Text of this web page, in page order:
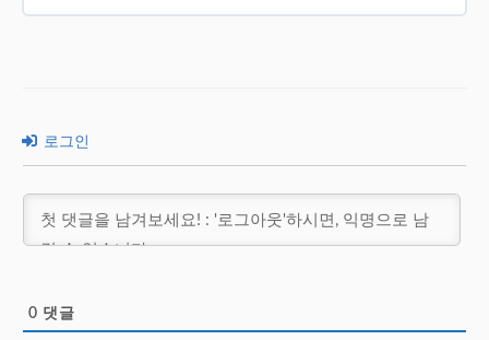
로그인
0 댓글